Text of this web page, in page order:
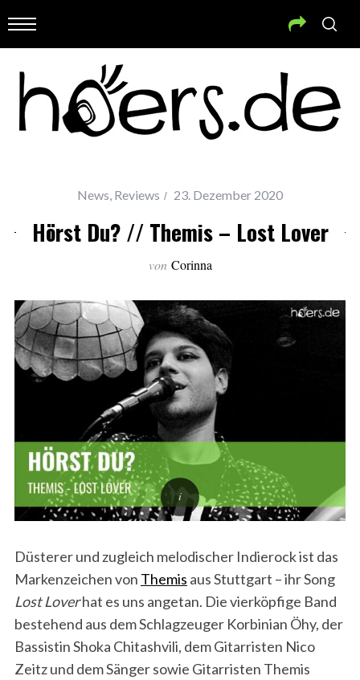
News, Reviews 23. Dezember 2020
Hörst Du? // Themis – Lost Lover
von Corinna
Düsterer und zugleich melodischer Indierock ist das
Markenzeichen von Themis aus Stuttgart – ihr Song
Lost Loverhat es uns angetan. Die vierköpfige Band
bestehend aus dem Schlagzeuger Korbinian Öhy, der
Bassistin Shoka Chitashvili, dem Gitarristen Nico
Zeitz und dem Sänger sowie Gitarristen Themis